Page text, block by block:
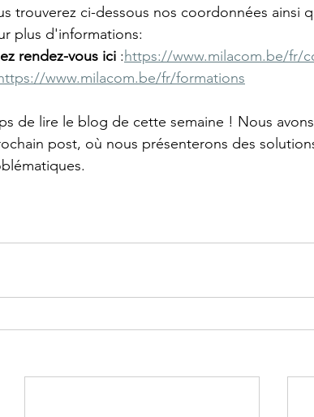
trouverez ci-dessous nos coordonnées ainsi
plus d'informations:
rendez-vous ici :https://www.milacom.be/fr/
www.milacom.be/fr/formations
de lire le blog de cette semaine ! Nous
post, où nous présenterons des